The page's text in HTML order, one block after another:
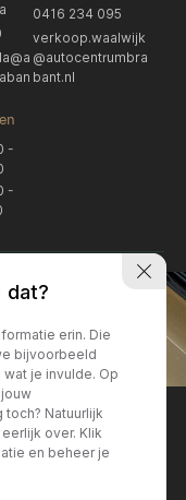
0416 234 095
verkoop.waalwijk
@autocentrumbra
bant.nl
-
-
14
Locatie Breda
+31 076 204 5040
dat?
erin. Die
bijvoorbeeld
wat je invulde. Op
Natuurlijk
over. Klik
en beheer je